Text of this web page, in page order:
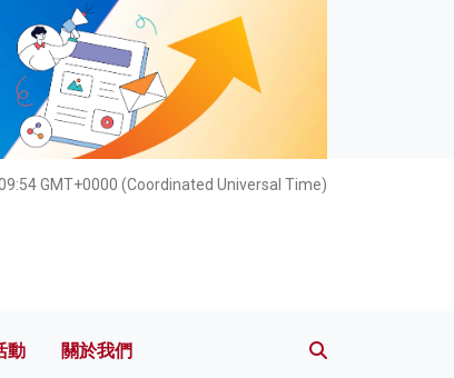
GMT+0000 (Coordinated Universal Time)
見活動 關於我們
動 關於我們